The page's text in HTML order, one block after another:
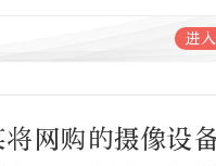
进
网购的摄像设